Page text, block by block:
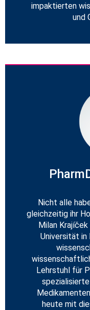
impaktierten
und
Nicht alle
gleichzeitig ihr
Milan
Universität in
Lehrstuhl für
heute mit